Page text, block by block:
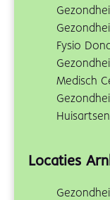
Fysio
Medisch
Locaties